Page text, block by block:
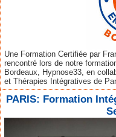
Une Formation Certifiée par
rencontré lors de notre
Bordeaux, Hypnose33, en
et Thérapies Intégratives de
PARIS: Formation